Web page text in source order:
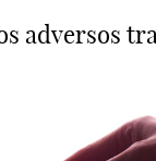
adversos